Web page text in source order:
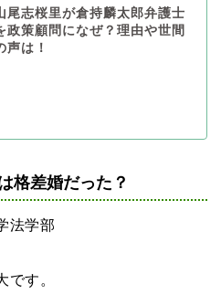
尾志桜里が倉持麟太郎弁護士
政策顧問になぜ？理由や世間
声は！
格差婚だった？
法学部
です。